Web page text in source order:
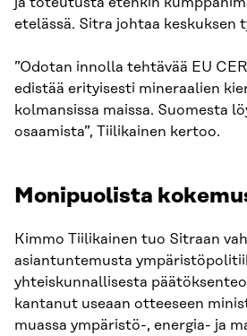
etelässä. Sitra johtaa keskuksen
”Odotan innolla tehtävää EU
edistää erityisesti mineraalien
kolmansissa maissa. Suomesta
osaamista”, Tiilikainen kertoo.
Monipuolista
Kimmo Tiilikainen tuo Sitraan
asiantuntemusta
yhteiskunnallisesta
kantanut useaan otteeseen
muassa ympäristö-, energia- ja